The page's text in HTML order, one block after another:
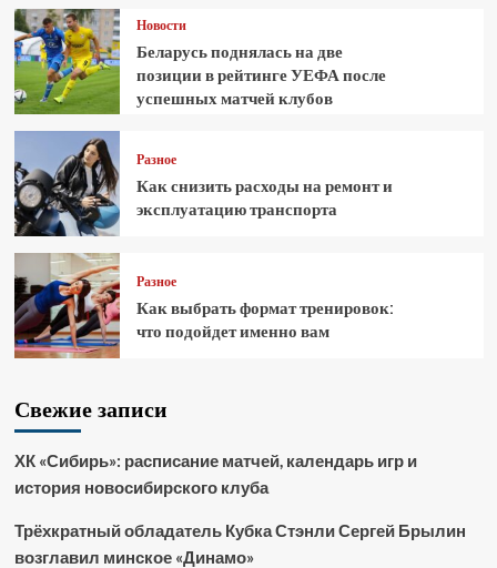
Новости
Беларусь поднялась на две
позиции в рейтинге УЕФА после
успешных матчей клубов
Разное
Как снизить расходы на ремонт и
эксплуатацию транспорта
Разное
Как выбрать формат тренировок:
что подойдет именно вам
Свежие записи
ХК «Сибирь»: расписание матчей, календарь игр и
история новосибирского клуба
Трёхкратный обладатель Кубка Стэнли Сергей Брылин
возглавил минское «Динамо»